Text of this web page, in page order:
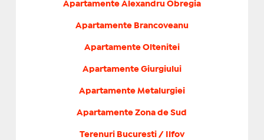
Apartamente Alexandru Obregia
Apartamente Brancoveanu
Apartamente Oltenitei
Apartamente Giurgiului
Apartamente Metalurgiei
Apartamente Zona de Sud
Terenuri Bucuresti / Ilfov